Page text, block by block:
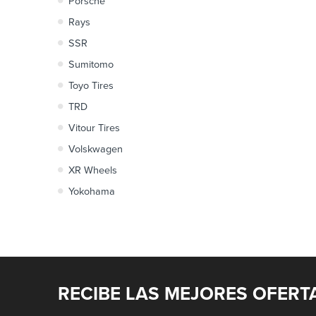
Rays
SSR
Sumitomo
Toyo Tires
TRD
Vitour Tires
Volskwagen
XR Wheels
Yokohama
RECIBE LAS MEJORES